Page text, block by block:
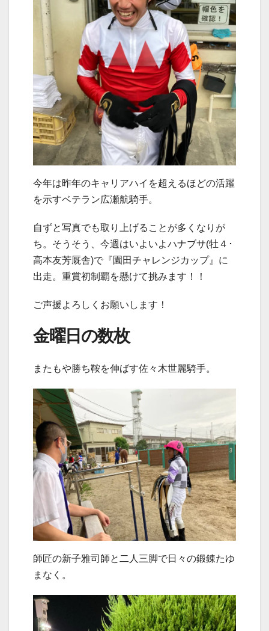
今年は昨年のキャリアハイを超えるほどの活躍
を示すベテラン広瀬航騎手。
自ずと写真でも取り上げることが多くなりが
ち。そうそう、今週はいよいよハナブサ(牡４･
高本友芳厩舎)で『園田チャレンジカップ』に
出走。重賞初制覇を懸けて挑みます！！
ご声援よろしくお願いします！
金曜日の数枚
またもや勝ち鞍を伸ばす佐々木世麗騎手。
師匠の新子雅司師と二人三脚で日々の鍛錬たゆ
まなく。